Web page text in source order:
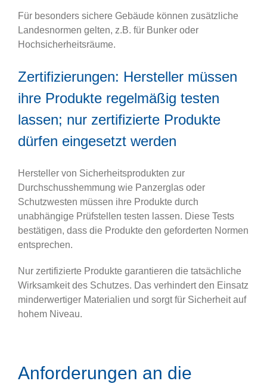
Für besonders sichere Gebäude können zusätzliche
Landesnormen gelten, z.B. für Bunker oder
Hochsicherheitsräume.
Zertifizierungen: Hersteller müssen
ihre Produkte regelmäßig testen
lassen; nur zertifizierte Produkte
dürfen eingesetzt werden
Hersteller von Sicherheitsprodukten zur
Durchschusshemmung wie Panzerglas oder
Schutzwesten müssen ihre Produkte durch
unabhängige Prüfstellen testen lassen. Diese Tests
bestätigen, dass die Produkte den geforderten Normen
entsprechen.
Nur zertifizierte Produkte garantieren die tatsächliche
Wirksamkeit des Schutzes. Das verhindert den Einsatz
minderwertiger Materialien und sorgt für Sicherheit auf
hohem Niveau.
Anforderungen an die